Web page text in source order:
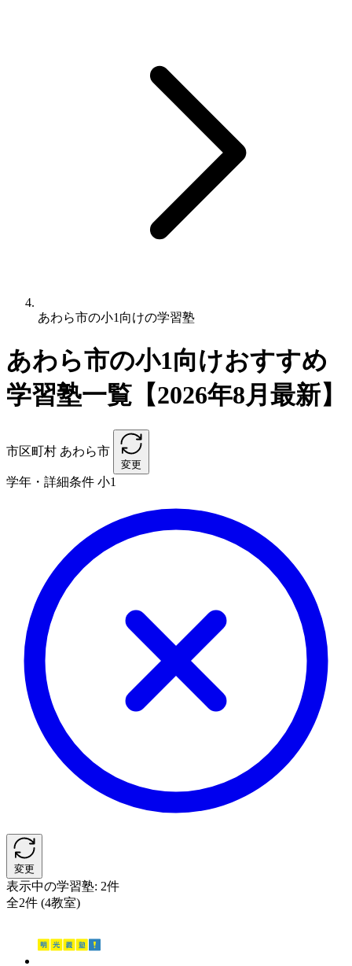
あわら市の小1向けの学習塾
あわら市の小1向けおすすめ
学習塾一覧【2026年8月最新】
市区町村 あわら市
変更
学年・詳細条件 小1
変更
表示中の学習塾: 2件
全2件 (4教室)